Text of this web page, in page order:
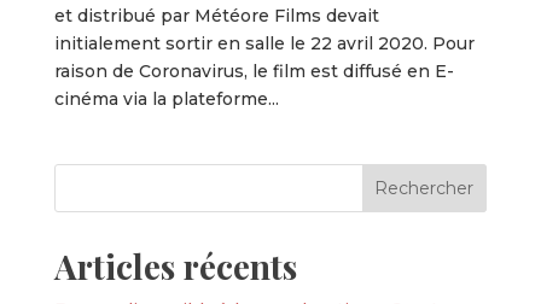
et distribué par Météore Films devait
initialement sortir en salle le 22 avril 2020. Pour
raison de Coronavirus, le film est diffusé en E-
cinéma via la plateforme...
Articles récents